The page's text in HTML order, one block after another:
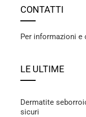
CONTATTI
Per informazioni
LE ULTIME
Dermatite
sicuri